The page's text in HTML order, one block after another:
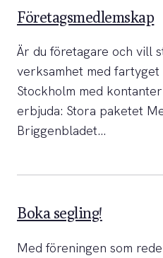
Företagsmedlemskap
Är du företagare och vill
verksamhet med
Stockholm med
erbjuda: Stora paketet
Briggenbladet…
Boka segling!
Med föreningen som